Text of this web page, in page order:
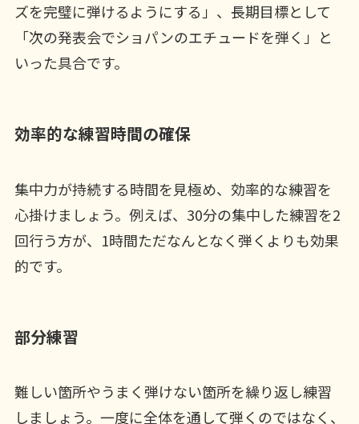
ズを完璧に弾けるようにする」、長期目標として
「次の発表会でショパンのエチュードを弾く」と
いった具合です。
効率的な練習時間の確保
集中力が持続する時間を見極め、効率的な練習を
心掛けましょう。例えば、30分の集中した練習を2
回行う方が、1時間ただなんとなく弾くよりも効果
的です。
部分練習
難しい箇所やうまく弾けない箇所を繰り返し練習
しましょう。一度に全体を通して弾くのではなく、